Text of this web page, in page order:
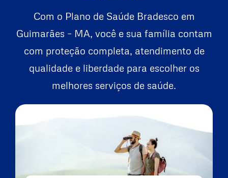
Com o Plano de Saúde Bradesco em
Guimarães – MA, você e sua família contam
com proteção completa, atendimento de
qualidade e liberdade para escolher os
melhores serviços de saúde.